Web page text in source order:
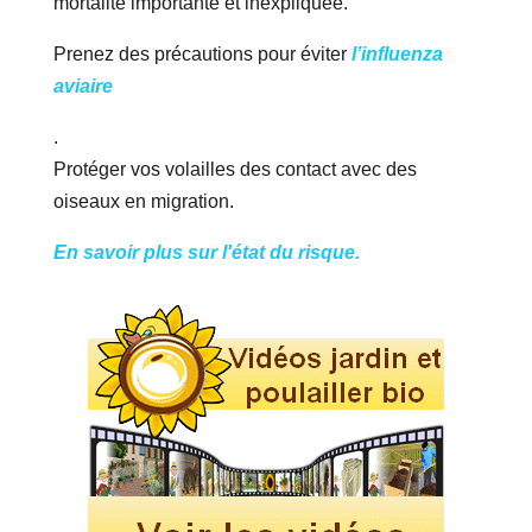
Prenez des précautions pour éviter l’influenza
aviaire
.
Protéger vos volailles des contact avec des
oiseaux en migration.
En savoir plus sur l'état du risque.